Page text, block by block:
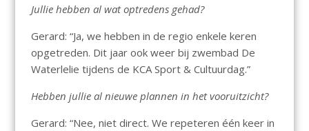
Jullie hebben al wat optredens gehad?
Gerard: “Ja, we hebben in de regio enkele keren
opgetreden. Dit jaar ook weer bij zwembad De
Waterlelie tijdens de KCA Sport & Cultuurdag.”
Hebben jullie al nieuwe plannen in het vooruitzicht?
Gerard: “Nee, niet direct. We repeteren één keer in